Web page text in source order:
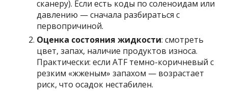
сканеру). Если есть коды по соленоидам или
давлению — сначала разбираться с
первопричиной.
Оценка состояния жидкости: смотреть
цвет, запах, наличие продуктов износа.
Практически: если ATF темно-коричневый с
резким «жженым» запахом — возрастает
риск, что осадок нестабилен.